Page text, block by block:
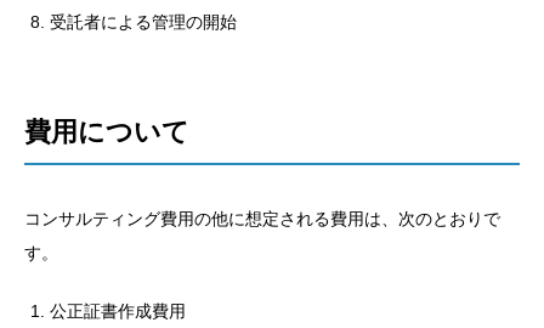
受託者による管理の開始
費用について
コンサルティング費用の他に想定される費用は、次のとおりで
す。
公正証書作成費用